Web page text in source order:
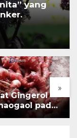
yang
»
Gingerol
pada